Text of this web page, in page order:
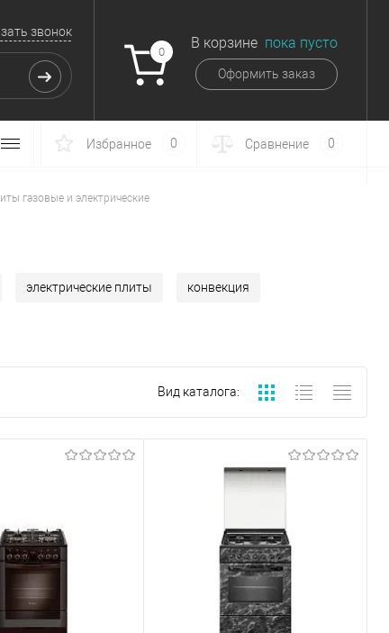
звонок
0
В корзине пока пусто
Оформить заказ
Избранное 0 Сравнение 0
газовые и электрические
электрические плиты конвекция
Вид каталога: